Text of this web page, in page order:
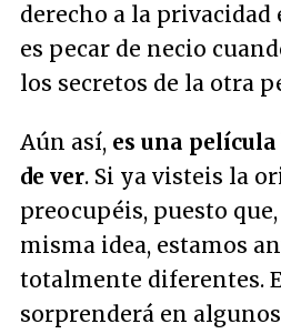
derecho a la
es pecar de necio
los secretos de la otra
Aún así, es una
de ver. Si ya visteis la
preocupéis, puesto
misma idea, estamos
totalmente diferentes.
sorprenderá en